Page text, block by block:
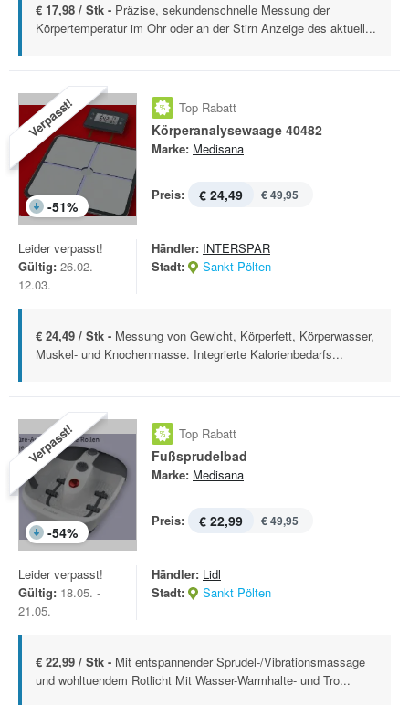
€ 17,98 / Stk - Präzise, sekundenschnelle Messung der
Körpertemperatur im Ohr oder an der Stirn Anzeige des aktuell...
Verpasst!
-51%
Top Rabatt
Körperanalysewaage 40482
Marke: Medisana
Preis: € 24,49 € 49,95
Leider verpasst!
Gültig: 26.02. -
12.03.
Händler: INTERSPAR
Stadt:
Sankt Pölten
€ 24,49 / Stk - Messung von Gewicht, Körperfett, Körperwasser,
Muskel- und Knochenmasse. Integrierte Kalorienbedarfs...
Verpasst!
-54%
Top Rabatt
Fußsprudelbad
Marke: Medisana
Preis: € 22,99 € 49,95
Leider verpasst!
Gültig: 18.05. -
21.05.
Händler: Lidl
Stadt:
Sankt Pölten
€ 22,99 / Stk - Mit entspannender Sprudel-/Vibrationsmassage
und wohltuendem Rotlicht Mit Wasser-Warmhalte- und Tro...